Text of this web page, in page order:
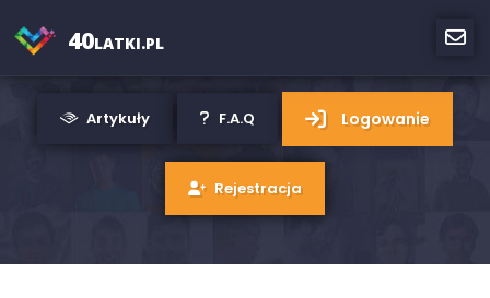
40LATKI.PL
Artykuły F.A.Q Logowanie
Rejestracja